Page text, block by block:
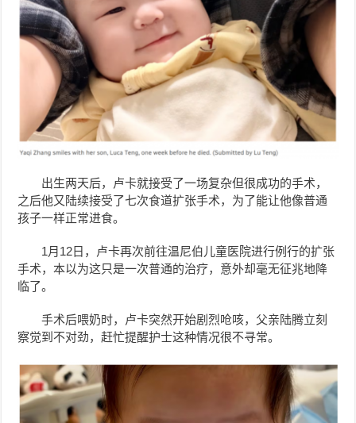
出生两天后，卢卡就接受了一场复杂但很成功的手术，
之后他又陆续接受了七次食道扩张手术，为了能让他像普通
孩子一样正常进食。
1月12日，卢卡再次前往温尼伯儿童医院进行例行的扩张
手术，本以为这只是一次普通的治疗，意外却毫无征兆地降
临了。
手术后喂奶时，卢卡突然开始剧烈呛咳，父亲陆腾立刻
察觉到不对劲，赶忙提醒护士这种情况很不寻常。